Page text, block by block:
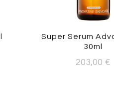
Super Serum
30ml
203,00 €